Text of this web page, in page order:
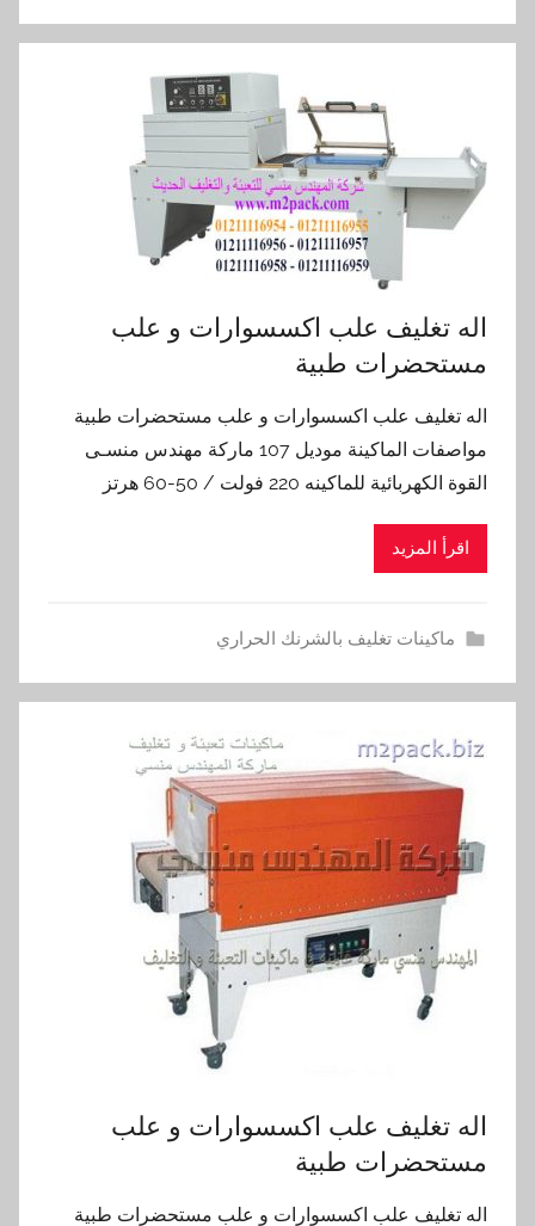
اله تغليف علب اكسسوارات و علب
مستحضرات طبية
اله تغليف علب اكسسوارات و علب مستحضرات طبية
مواصفات الماكينة موديل 107 ماركة مهندس منسـى
القوة الكهربائية للماكينه 220 فولت / 50-60 هرتز
اقرأ المزيد
ماكينات تغليف بالشرنك الحراري
اله تغليف علب اكسسوارات و علب
مستحضرات طبية
اله تغليف علب اكسسوارات و علب مستحضرات طبية